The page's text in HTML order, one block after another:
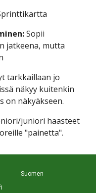
Sopii
jatkeena, mutta
tarkkaillaan jo
näkyy kuitenkin
on näkyäkseen.
juniori haasteet
"painetta".
Suomen